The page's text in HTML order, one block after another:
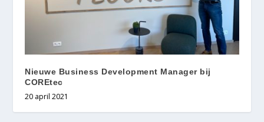
Nieuwe Business Development Manager bij
COREtec
20 april 2021